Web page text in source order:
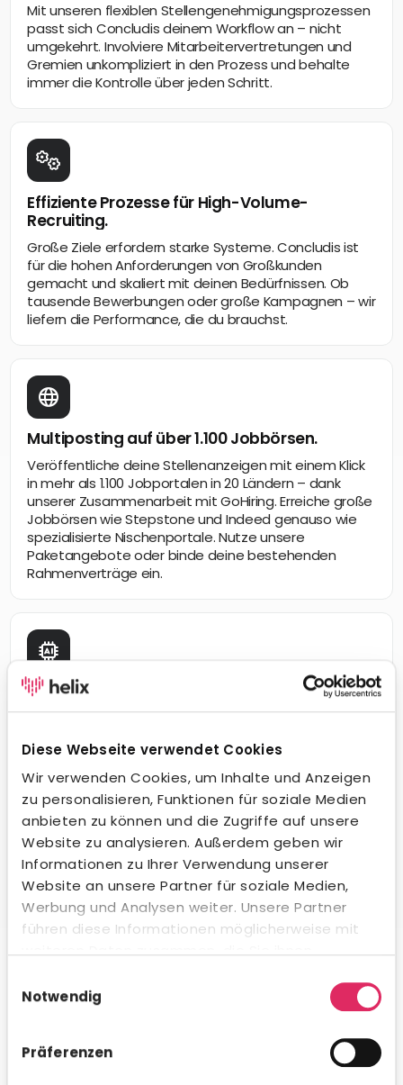
Diese Webseite verwendet Cookies
Wir verwenden Cookies, um Inhalte und Anzeigen
zu personalisieren, Funktionen für soziale Medien
anbieten zu können und die Zugriffe auf unsere
Website zu analysieren. Außerdem geben wir
Informationen zu Ihrer Verwendung unserer
Website an unsere Partner für soziale Medien,
Werbung und Analysen weiter. Unsere Partner
führen diese Informationen möglicherweise mit
weiteren Daten zusammen, die Sie ihnen
Nutzung der Dienste gesammelt haben.
Notwendig
Präferenzen
Mit unseren flexiblen Stellengenehmigungsprozessen
passt sich Concludis deinem Workflow an – nicht
umgekehrt. Involviere Mitarbeitervertretungen und
Gremien unkompliziert in den Prozess und behalte
immer die Kontrolle über jeden Schritt.
Effiziente Prozesse für High-Volume-
Recruiting.
Große Ziele erfordern starke Systeme. Concludis ist
für die hohen Anforderungen von Großkunden
gemacht und skaliert mit deinen Bedürfnissen. Ob
tausende Bewerbungen oder große Kampagnen – wir
liefern die Performance, die du brauchst.
Multiposting auf über 1.100 Jobbörsen.
Veröffentliche deine Stellenanzeigen mit einem Klick
in mehr als 1.100 Jobportalen in 20 Ländern – dank
unserer Zusammenarbeit mit GoHiring. Erreiche große
Jobbörsen wie Stepstone und Indeed genauso wie
spezialisierte Nischenportale. Nutze unsere
Paketangebote oder binde deine bestehenden
Rahmenverträge ein.
Wegweisende KI-Integration.
Posts und in der Kommunikation mit Bewerbern – in
jeder Sprache und jedem Ton. Natürlich
datenschutzkonform und innerhalb gesetzlicher
Vorgaben. Auch beim Kandidaten-Matching
profitierst du von intelligenter Unterstützung.
Auswertungen direkt in Concludis – oder integriere die
Daten via API in deine bestehenden BI-Tools für
genau dann verfügbar, wenn du es brauchst.